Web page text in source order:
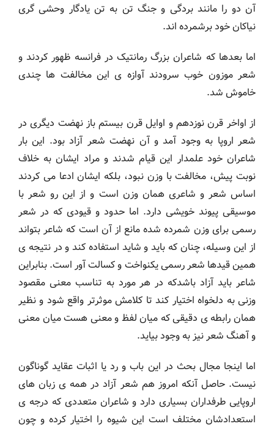
آن دو را مانند بردگی و جنگ تن به تن یادگار وحشی گری
نیاکان خود برشمرده اند.
اما بعدها که شاعران بزرگ رمانتیک در فرانسه ظهور کردند و
شعر موزون خوب سرودند آوازه ی این مخالفت ها چندی
خاموش شد.
از اواخر قرن نوزدهم و اوایل قرن بیستم باز نهضت دیگری در
شعر اروپا به وجود آمد و آن نهضت شعر آزاد بود. این بار
شاعران خود علمدار این قیام شدند و مراد ایشان به خلاف
نوبت پیش، مخالفت با وزن نبود، بلکه ایشان ادعا می کردند
اساس شعر و شاعری همان وزن است و از این رو شعر با
موسیقی پیوند خویشی دارد. اما حدود و قیودی که در شعر
رسمی برای وزن شمرده شده مانع از آن است که شاعر بتواند
از این وسیله، چنان که باید و شاید استفاده کند و در نتیجه ی
همین قیدها شعر رسمی یکنواخت و کسالت آور است. بنابراین
شاعر باید آزاد باشدکه در هر مورد به تناسب معنی مقصود
وزنی به دلخواه اختیار کند تا کلامش موثرتر واقع شود و نظیر
همان رابطه ی دقیقی که میان لفظ و معنی هست میان معنی
و آهنگ شعر نیز به وجود بیاید.
اما اینجا مجال بحث در این باب و رد یا اثبات عقاید گوناگون
نیست. حاصل آنکه امروز هم شعر آزاد در همه ی زبان های
اروپایی طرفداران بسیاری دارد و شاعران متعددی که درجه ی
استعدادشان مختلف است این شیوه را اختیار کرده و چون